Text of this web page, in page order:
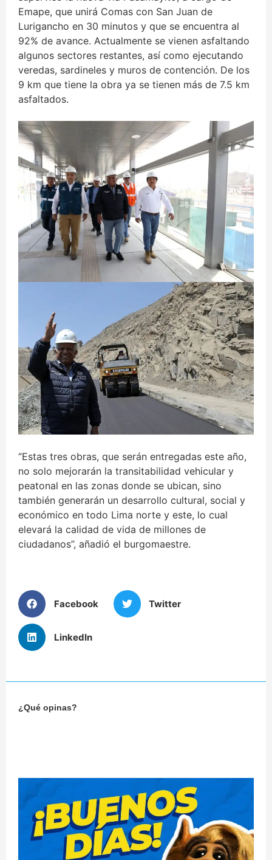
Emape, que unirá Comas con San Juan de
Lurigancho en 30 minutos y que se encuentra al
92% de avance. Actualmente se vienen asfaltando
algunos sectores restantes, así como ejecutando
veredas, sardineles y muros de contención. De los
9 km que tiene la obra ya se tienen más de 7.5 km
asfaltados.
“Estas tres obras, que serán entregadas este año,
no solo mejorarán la transitabilidad vehicular y
peatonal en las zonas donde se ubican, sino
también generarán un desarrollo cultural, social y
económico en todo Lima norte y este, lo cual
elevará la calidad de vida de millones de
ciudadanos”, añadió el burgomaestre.
Facebook Twitter
LinkedIn
¿Qué opinas?